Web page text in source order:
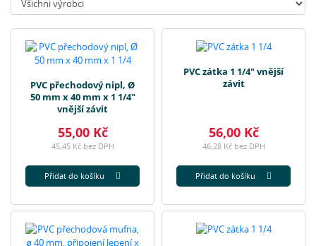
PVC přechodový nipl, Ø
50 mm x 40 mm x 1 1/4"
vnější závit
55,00 Kč
45,45 Kč bez DPH
Přidat do košíku
PVC zátka 1 1/4" vnější
závit
56,00 Kč
46,28 Kč bez DPH
Přidat do košíku